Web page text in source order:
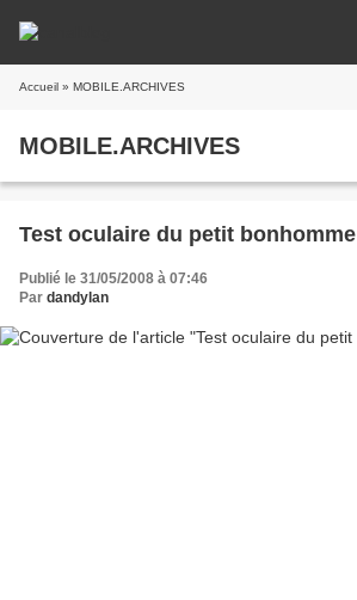
Accueil » MOBILE.ARCHIVES
MOBILE.ARCHIVES
Test oculaire du petit bonhomme
Publié le 31/05/2008 à 07:46
Par dandylan